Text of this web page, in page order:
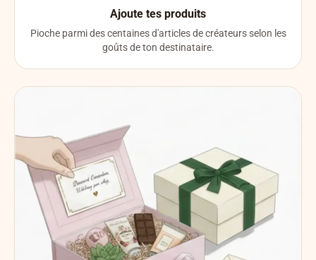
Ajoute tes produits
Pioche parmi des centaines d'articles de créateurs selon les
goûts de ton destinataire.